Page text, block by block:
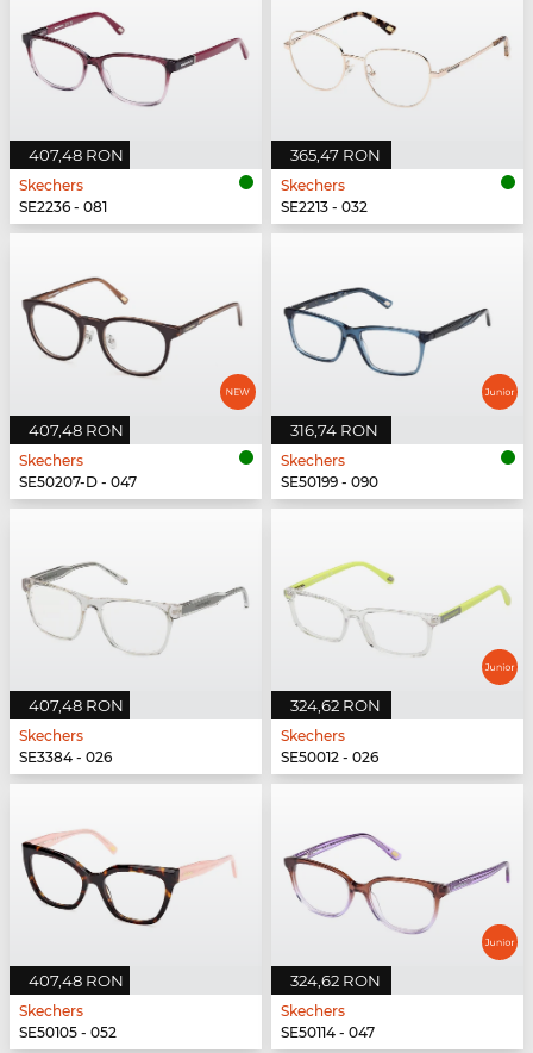
407,48 RON
Skechers
SE2236 - 081
365,47 RON
Skechers
SE2213 - 032
407,48 RON
Skechers
SE50207-D - 047
316,74 RON
Skechers
SE50199 - 090
407,48 RON
Skechers
SE3384 - 026
324,62 RON
Skechers
SE50012 - 026
407,48 RON
Skechers
SE50105 - 052
324,62 RON
Skechers
SE50114 - 047